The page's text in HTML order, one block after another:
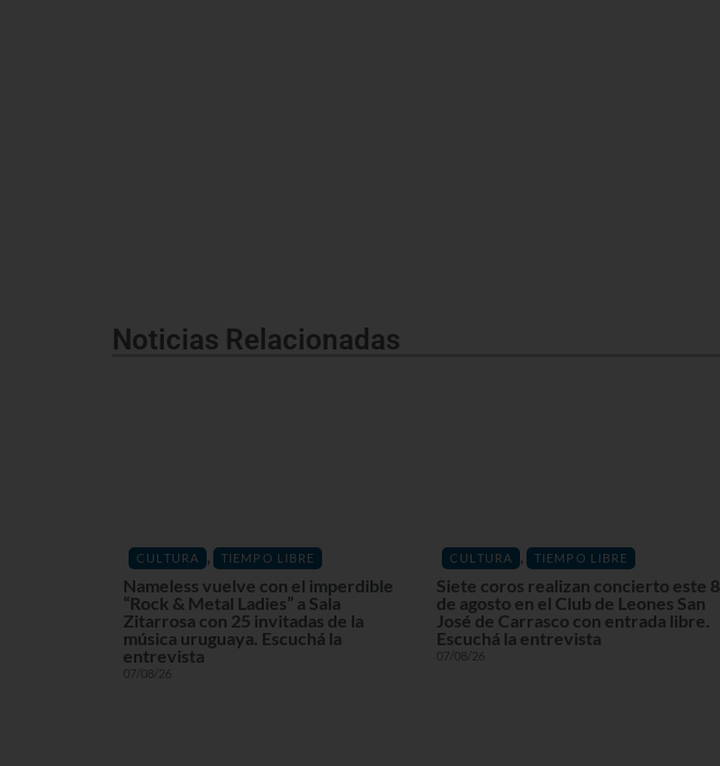
Noticias Relacionadas
CULTURA , TIEMPO LIBRE
Nameless vuelve con el imperdible
“Rock & Metal Ladies” a Sala
Zitarrosa con 25 invitadas de la
música uruguaya. Escuchá la
entrevista
07/08/26
CULTURA , TIEMPO LIBRE
Siete coros realizan concierto este 8
de agosto en el Club de Leones San
José de Carrasco con entrada libre.
Escuchá la entrevista
07/08/26